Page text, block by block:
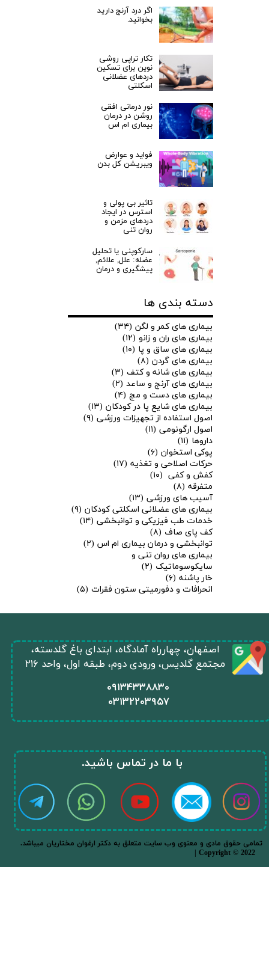
اگر درد آرنج دارید
بخوانید.
تکار تراپی روشی
نوین برای تسکین
دردهای عضلانی
اسکلتی
نور درمانی افقی
روشن در درمان
بیماری ام اس
فواید و عوارض
ویبریشن کل بدن
تاثیر بی پولی و
استرس در ایجاد
دردهای مزمن و
روان تنی
سارکوپنی یا تحلیل
عضله: علل, علائم,
پیشگیری و درمان
دسته بندی ها
بیماری های کمر و لگن (۳۴)
بیماری های ران و زانو (۱۲)
بیماری های ساق و پا (۱۰)
بیماری های گردن (۸)
بیماری های شانه و کتف (۳)
بیماری های آرنج و ساعد (۲)
بیماری های دست و مچ (۴)
بیماری های شایع پا در کودکان (۱۳)
اصول استفاده از تجهیزات ورزشی (۹)
اصول ارگونومی (۱۱)
داروها (۱۱)
پوکی استخوان (۶)
حرکات اصلاحی و تغذیه (۱۷)
کفش و کفی (۱۰)
متفرقه (۸)
آسیب های ورزشی (۱۳)
بیماری های عضلانی اسکلتی کودکان (۹)
خدمات طب فیزیکی و توانبخشی (۱۴)
کف پای صاف (۸)
توانبخشی و درمان بیماری ام اس (۲)
بیماری های روان تنی و
سایکوسوماتیک (۲)
خار پاشنه (۶)
انحرافات و دفورمیتی ستون فقرات (۵)
​۰۹۱۳۴۳۳۸۸۳۰
۰۳۱۳۲۲۰۳۹۵۷
​اصفهان، چهارراه آمادگاه، ابتدای باغ گلدسته،
مجتمع گلدیس، ورودی دوم، طبقه اول، واحد ۲۱۶
​با ما در تماس باشید.​​​​​​​
.تمامی حقوق مادی و معنوی وب سایت متعلق به دکتر ارغوان مختاریان میباشد
| Copyright © 2022